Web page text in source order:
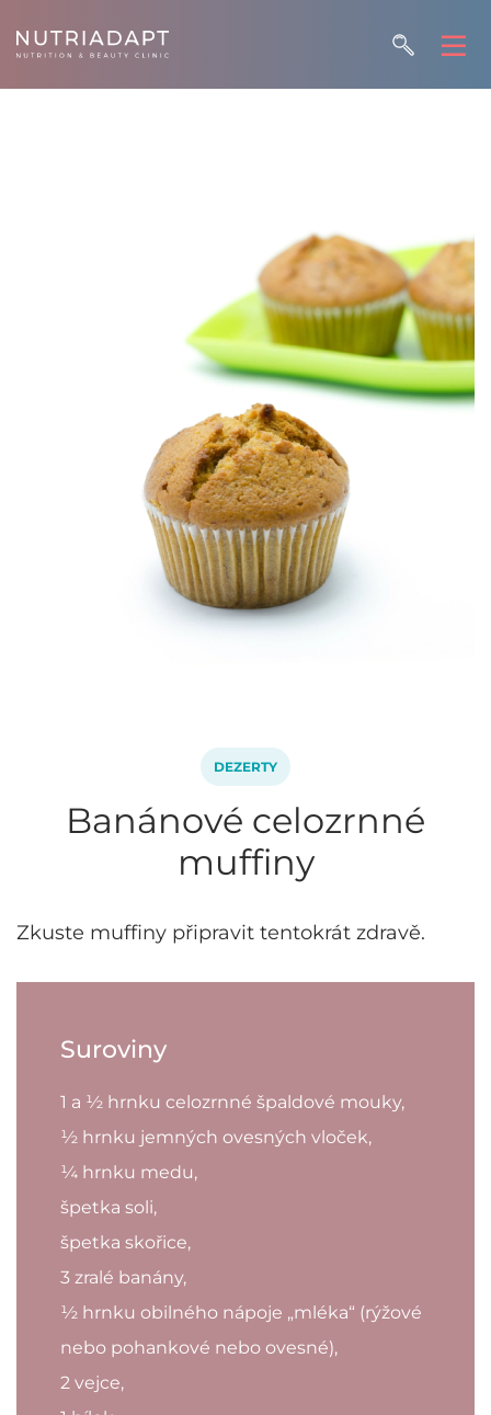
DEZERTY
Banánové celozrnné
muffiny
Zkuste muffiny připravit tentokrát zdravě.
Suroviny
1 a ½ hrnku celozrnné špaldové mouky,
½ hrnku jemných ovesných vloček,
¼ hrnku medu,
špetka soli,
špetka skořice,
3 zralé banány,
½ hrnku obilného nápoje „mléka“ (rýžové
nebo pohankové nebo ovesné),
2 vejce,